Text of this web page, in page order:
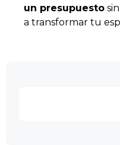
un presupuesto
a transformar tu